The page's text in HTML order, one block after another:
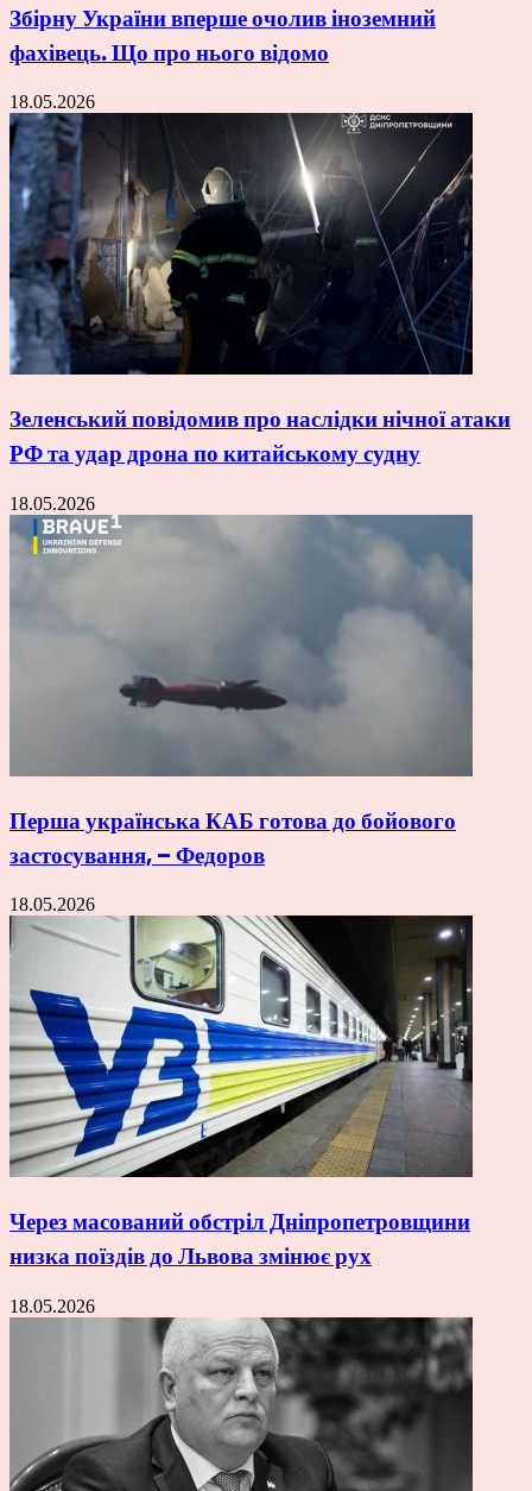
Збірну України вперше очолив іноземний
фахівець. Що про нього відомо
18.05.2026
Зеленський повідомив про наслідки нічної атаки
РФ та удар дрона по китайському судну
18.05.2026
Перша українська КАБ готова до бойового
застосування, – Федоров
18.05.2026
Через масований обстріл Дніпропетровщини
низка поїздів до Львова змінює рух
18.05.2026